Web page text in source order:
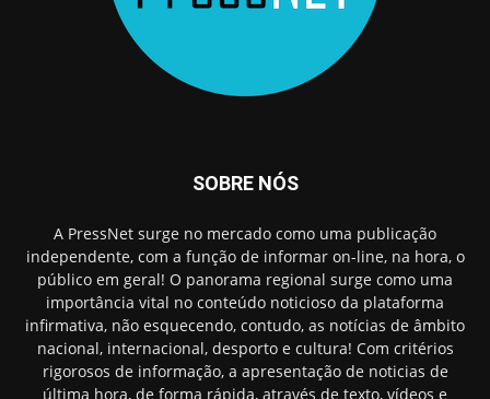
SOBRE NÓS
A PressNet surge no mercado como uma publicação
independente, com a função de informar on-line, na hora, o
público em geral! O panorama regional surge como uma
importância vital no conteúdo noticioso da plataforma
infirmativa, não esquecendo, contudo, as notícias de âmbito
nacional, internacional, desporto e cultura! Com critérios
rigorosos de informação, a apresentação de noticias de
última hora, de forma rápida, através de texto, vídeos e